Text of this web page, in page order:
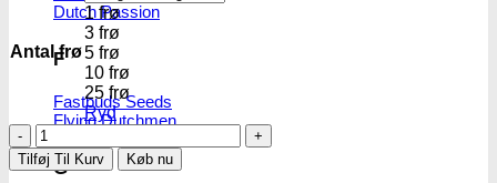
Dutch Passion
F
Fastbuds Seeds
Flying Dutchmen
G
Antal frø
1 frø
3 frø
5 frø
10 frø
25 frø
Ryd
Mimosa
Dream
|
Tilføj Til Kurv Køb nu